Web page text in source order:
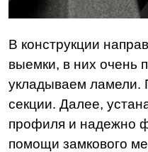
В конструкции
выемки, в них очень
укладываем ламели.
секции. Далее,
профиля и надежно
помощи замкового